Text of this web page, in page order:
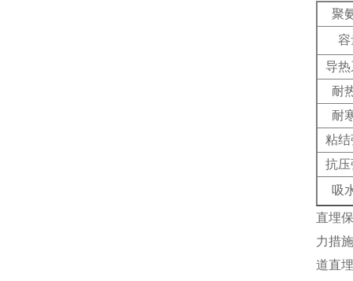
聚
容
导
耐
耐
粘
抗
吸
直埋
力措
道直